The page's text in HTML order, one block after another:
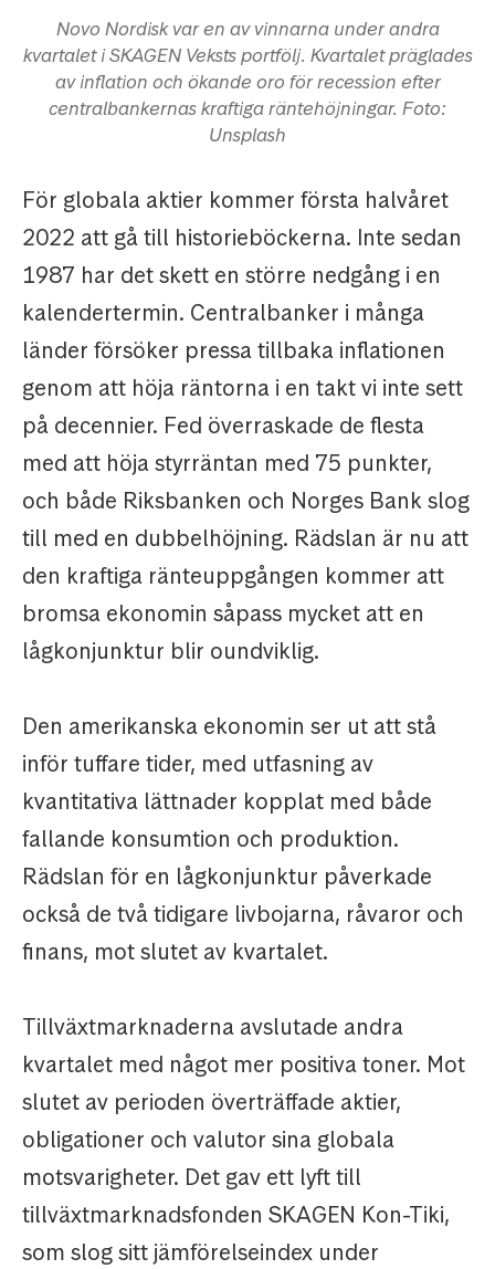
Novo Nordisk var en av vinnarna under andra
kvartalet i SKAGEN Veksts portfölj. Kvartalet präglades
av inflation och ökande oro för recession efter
centralbankernas kraftiga räntehöjningar. Foto:
Unsplash
För globala aktier kommer första halvåret
2022 att gå till historieböckerna. Inte sedan
1987 har det skett en större nedgång i en
kalendertermin. Centralbanker i många
länder försöker pressa tillbaka inflationen
genom att höja räntorna i en takt vi inte sett
på decennier. Fed överraskade de flesta
med att höja styrräntan med 75 punkter,
och både Riksbanken och Norges Bank slog
till med en dubbelhöjning. Rädslan är nu att
den kraftiga ränteuppgången kommer att
bromsa ekonomin såpass mycket att en
lågkonjunktur blir oundviklig.
Den amerikanska ekonomin ser ut att stå
inför tuffare tider, med utfasning av
kvantitativa lättnader kopplat med både
fallande konsumtion och produktion.
Rädslan för en lågkonjunktur påverkade
också de två tidigare livbojarna, råvaror och
finans, mot slutet av kvartalet.
Tillväxtmarknaderna avslutade andra
kvartalet med något mer positiva toner. Mot
slutet av perioden överträffade aktier,
obligationer och valutor sina globala
motsvarigheter. Det gav ett lyft till
tillväxtmarknadsfonden SKAGEN Kon-Tiki,
som slog sitt jämförelseindex under